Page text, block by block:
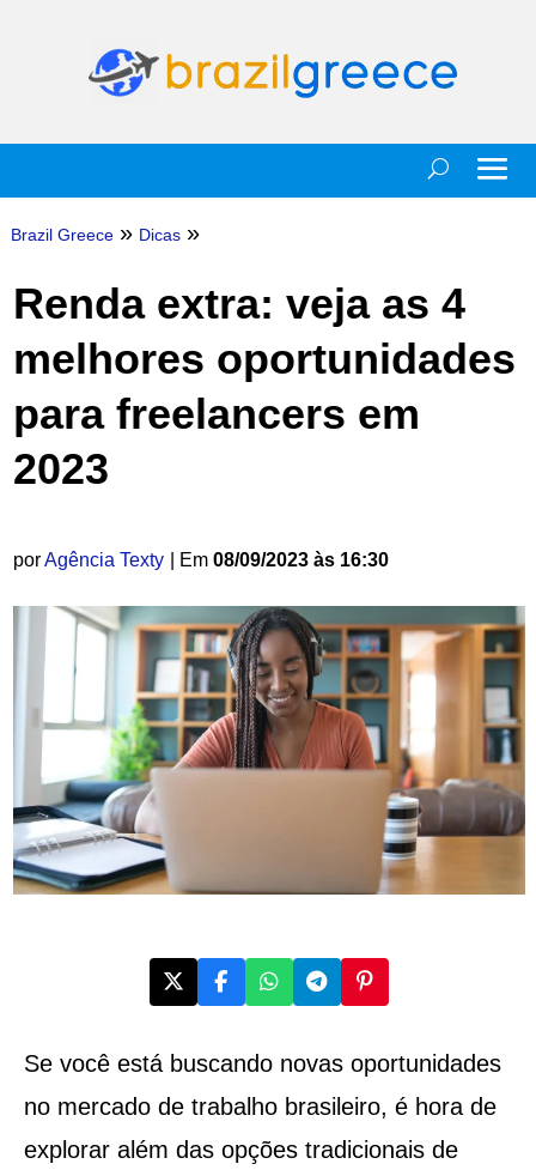
Brazil Greece » Dicas »
Renda extra: veja as 4
melhores oportunidades
para freelancers em
2023
porAgência Texty | Em 08/09/2023 às 16:30
Se você está buscando novas oportunidades
no mercado de trabalho brasileiro, é hora de
explorar além das opções tradicionais de